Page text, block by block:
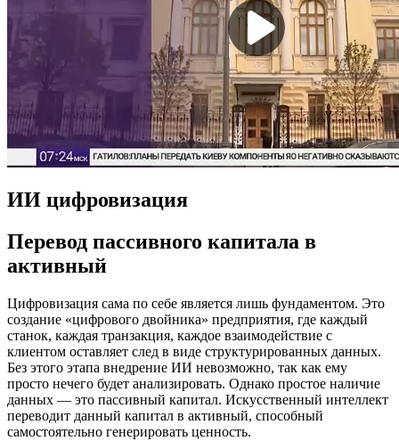
ИИ цифровизация
Перевод пассивного капитала в
активный
Цифровизация сама по себе является лишь фундаментом. Это
создание «цифрового двойника» предприятия, где каждый
станок, каждая транзакция, каждое взаимодействие с
клиентом оставляет след в виде структурированных данных.
Без этого этапа внедрение ИИ невозможно, так как ему
просто нечего будет анализировать. Однако простое наличие
данных — это пассивный капитал. Искусственный интеллект
переводит данный капитал в активный, способный
самостоятельно генерировать ценность.